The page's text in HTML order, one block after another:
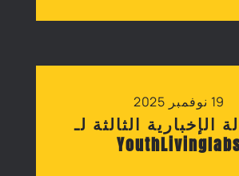
19 نوفمبر 2025
الإخبارية الثالثة لـ